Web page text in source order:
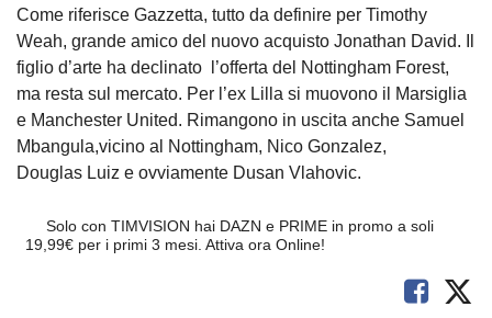
Come riferisce Gazzetta, tutto da definire per Timothy
Weah, grande amico del nuovo acquisto Jonathan David. Il
figlio d’arte ha declinato l’offerta del Nottingham Forest,
ma resta sul mercato. Per l’ex Lilla si muovono il Marsiglia
e Manchester United. Rimangono in uscita anche Samuel
Mbangula,vicino al Nottingham, Nico Gonzalez,
Douglas Luiz e ovviamente Dusan Vlahovic.
Solo con TIMVISION hai DAZN e PRIME in promo a soli
19,99€ per i primi 3 mesi. Attiva ora Online!